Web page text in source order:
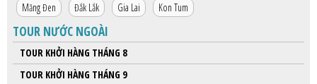
Măng Đen
Đắk Lắk Gia Lai Kon Tum
TOUR NƯỚC NGOÀI
TOUR KHỞI HÀNG THÁNG 8
TOUR KHỞI HÀNG THÁNG 9